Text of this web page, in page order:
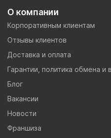
О компании
Корпоративным клиентам
Отзывы клиентов
Доставка и оплата
Гарантии, политика обмена и
Блог
Вакансии
Новости
Франшиза